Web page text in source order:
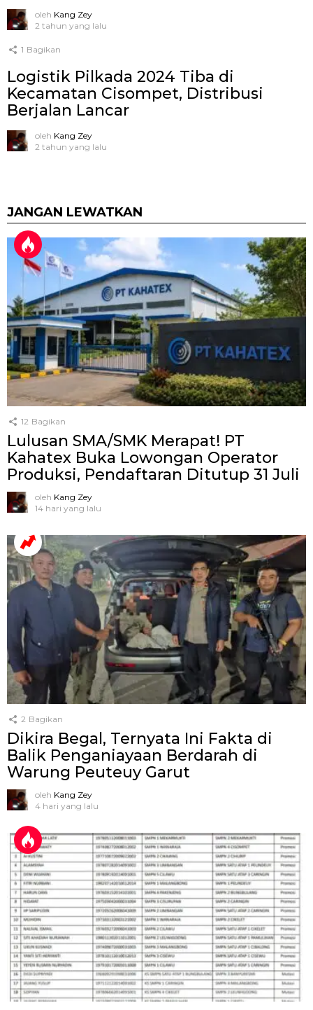
oleh Kang Zey
2 tahun yang lalu
1 Bagikan
Logistik Pilkada 2024 Tiba di
Kecamatan Cisompet, Distribusi
Berjalan Lancar
oleh Kang Zey
2 tahun yang lalu
JANGAN LEWATKAN
12 Bagikan
Lulusan SMA/SMK Merapat! PT
Kahatex Buka Lowongan Operator
Produksi, Pendaftaran Ditutup 31 Juli
oleh Kang Zey
14 hari yang lalu
2 Bagikan
Dikira Begal, Ternyata Ini Fakta di
Balik Penganiayaan Berdarah di
Warung Peuteuy Garut
oleh Kang Zey
4 hari yang lalu